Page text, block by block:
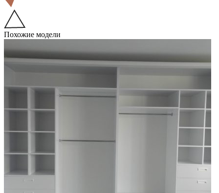
Похожие модели